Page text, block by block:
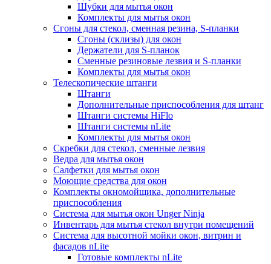
Шубки для мытья окон
Комплекты для мытья окон
Сгоны для стекол, сменная резина, S-планки
Сгоны (склизы) для окон
Держатели для S-планок
Сменные резиновые лезвия и S-планки
Комплекты для мытья окон
Телескопические штанги
Штанги
Дополнительные приспособления для штанг
Штанги системы HiFlo
Штанги системы nLite
Комплекты для мытья окон
Скребки для стекол, сменные лезвия
Ведра для мытья окон
Салфетки для мытья окон
Моющие средства для окон
Комплекты окномойщика, дополнительные
приспособления
Система для мытья окон Unger Ninja
Инвентарь для мытья стекол внутри помещений
Система для высотной мойки окон, витрин и
фасадов nLite
Готовые комплекты nLite